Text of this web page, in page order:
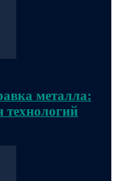
металла:
технологий